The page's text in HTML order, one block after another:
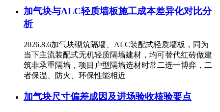
加气块与ALC轻质墙板施工成本差异化对比分
析
2026.8.6加气块砌筑隔墙、ALC装配式轻质墙板，同为
当下主流装配式无机轻质隔墙建材，均可替代红砖做建
筑非承重隔墙，项目户型隔墙选材时常二选一博弈，二
者保温、防火、环保性能相近
加气块尺寸偏差成因及进场验收核验要点